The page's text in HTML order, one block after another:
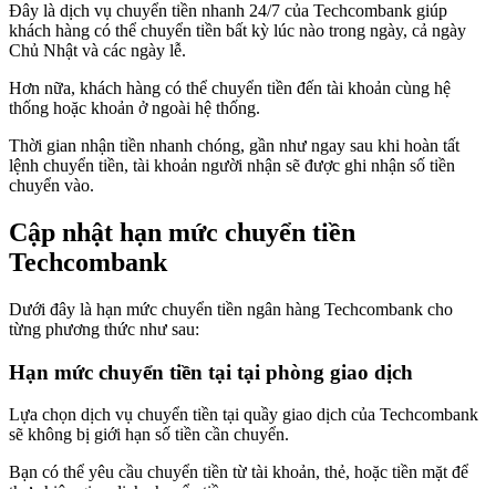
Đây là dịch vụ chuyển tiền nhanh 24/7 của Techcombank giúp
khách hàng có thể chuyển tiền bất kỳ lúc nào trong ngày, cả ngày
Chủ Nhật và các ngày lễ.
Hơn nữa, khách hàng có thể chuyển tiền đến tài khoản cùng hệ
thống hoặc khoản ở ngoài hệ thống.
Thời gian nhận tiền nhanh chóng, gần như ngay sau khi hoàn tất
lệnh chuyển tiền, tài khoản người nhận sẽ được ghi nhận số tiền
chuyển vào.
Cập nhật hạn mức chuyển tiền
Techcombank
Dưới đây là hạn mức chuyển tiền ngân hàng Techcombank cho
từng phương thức như sau:
Hạn mức chuyển tiền tại tại phòng giao dịch
Lựa chọn dịch vụ chuyển tiền tại quầy giao dịch của Techcombank
sẽ không bị giới hạn số tiền cần chuyển.
Bạn có thể yêu cầu chuyển tiền từ tài khoản, thẻ, hoặc tiền mặt để